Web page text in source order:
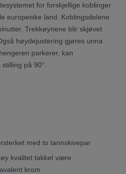
for forskjellige koblinger
europeiske land. Koblingsdelene
Trekkøynene blir skjøvet
høydejustering gjøres unna
parkerer, kan
på 90°.
med to tannskivepar
kvalitet takket være
krom